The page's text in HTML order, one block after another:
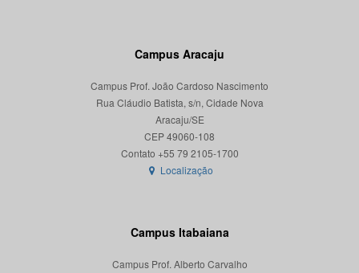
Campus Aracaju
Campus Prof. João Cardoso Nascimento
Rua Cláudio Batista, s/n, Cidade Nova
Aracaju/SE
CEP 49060-108
Localização
Campus Itabaiana
Campus Prof. Alberto Carvalho